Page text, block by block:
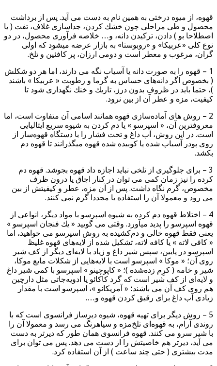
قهوه، از میوه درختی به همین نام به دست می آید. پس از برداشت
محصول و طی مراحلی چون خشك كردن، جداسازی غلاف، تفت ( یا
اصطلاحا بو ) دادن، تركیدن دانه، و… خلاصه فرآوری محصول، در دو
نوع كلی «عربیكا» و «روبوستا» به بازار عرضه میشود كه اولی
گران، مرغوب و معطر است و دومی ارزان، پر كافئین و تلخ.
1 – قهوه را به صورت دانه یا آسیاب نگه می دارند، اما هر دو شكلش
( بخصوص اگر دانه‌های حساس به گرما و رطوبت « عربیكا » باشند
)، حتما باید در ظروف بدون درز، تاریك و خنك نگهداری شود تا
كیفیت، مزه و عطر آن از بین نرود.
2 – روش های آماده‌سازی قهوه همانند اسامی آن متفاوت است، اما
معروفترین آن، « اسپرسو » یا دم كردن به شیوه سریع ایتالیایی
است. در این روش، آب داغ و تحت فشار را با دستگاه قهوه‌ساز از
روی پودر آسیاب شده یا كوبیده شده قهوه میگذرانند تا قهوه دم
بكشد.
3 – برای جلوگیری از تلخی نباید اجازه داد قهوه بجوشد. قهوه دم
كرده را نیز زمان كمی می توان در كنار اجاق یا درون ظرف
مخصوص، گرم نگاه داشت. پس از آن مزه، عطر و كیفیتش از بین
می رود و معمولا آن را استفاده یا مجددا گرم نمی كنند.
4 – اختلاط قهوه دم كرده به شیوه اسپرسو با مواد دیگر، انواعی از
قهوه اسپرسو را پدید میآورد. وقتی می گویید « یك فنجان اسپرسو »
یعنی فقط قهوه خالی و دم‌كشیده به روش اسپرسو می خواهید، اما
« كافی لاته » یا كافه لاته، تشكیل شده از لایه‌های قهوه غلیظ
اسپرسو در پایین، سپس شیر داغ و زیاد با لایه‌ای دیگر از كف شیر
روی آن؛ « موكا » اسپرسو است با لایه‌هایی از شكلات مایع موكا،
شیر و خامه ( كرِم زده‌شده )؛ « كاپوچینو » اسپرسو با كمی شیر داغ
و لایه‌ای از كف شیر است كه گرد كاكائو یا ادویه‌جاتی مثل دارچین
هم روی كف آن می باشند؛ « آمریكانو »، اسپرسو است با مقدار
زیادی آب داغ برای رقیق كردن قهوه و….
5 – روش دیگر برای تهیه قهوه، شیوه دیرساز فرانسوی است كه با
روندی آرام، به قهوه‌ای تلخ‌مزه و سیاهرنگ می رسد و معمولا آن را
با شیر سرو می كنند. قهوه فرانسوی همان طور كه دیرتر به دست
می آید، دیرتر هم خاصیتش را از دست می دهد. پس می توان برای
مدت بیشتری ( حتی چند ساعت ) از آن استفاده كرد.